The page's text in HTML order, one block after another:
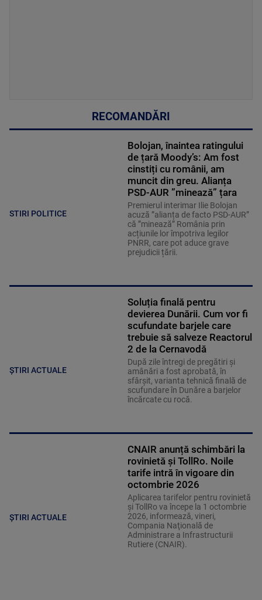
RECOMANDĂRI
STIRI POLITICE
Bolojan, înaintea ratingului
de țară Moody’s: Am fost
cinstiți cu românii, am
muncit din greu. Alianța
PSD-AUR ”minează” țara
Premierul interimar Ilie Bolojan
acuză ”alianța de facto PSD-AUR”
că ”minează” România prin
acțiunile lor împotriva legilor
PNRR, care pot aduce grave
prejudicii țării.
ȘTIRI ACTUALE
Soluția finală pentru
devierea Dunării. Cum vor fi
scufundate barjele care
trebuie să salveze Reactorul
2 de la Cernavodă
După zile întregi de pregătiri și
amânări a fost aprobată, în
sfârșit, varianta tehnică finală de
scufundare în Dunăre a barjelor
încărcate cu rocă.
ȘTIRI ACTUALE
CNAIR anunță schimbări la
rovinietă și TollRo. Noile
tarife intră în vigoare din
octombrie 2026
Aplicarea tarifelor pentru rovinietă
şi TollRo va începe la 1 octombrie
2026, informează, vineri,
Compania Naţională de
Administrare a Infrastructurii
Rutiere (CNAIR).